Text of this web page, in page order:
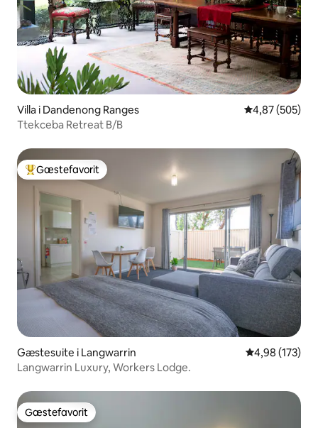
Villa i Dandenong Ranges 4,87 ud af 5 i
4,87 (505)
Ttekceba Retreat B/B
Bedste gæstefavorit
Gæstefavorit
Gæstesuite i Langwarrin 4,98 ud af 5 i
4,98 (173)
Langwarrin Luxury, Workers Lodge.
Gæstefavorit
Gæstefavorit